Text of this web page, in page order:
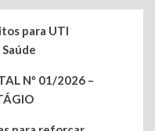
para UTI
Nº 01/2026 –